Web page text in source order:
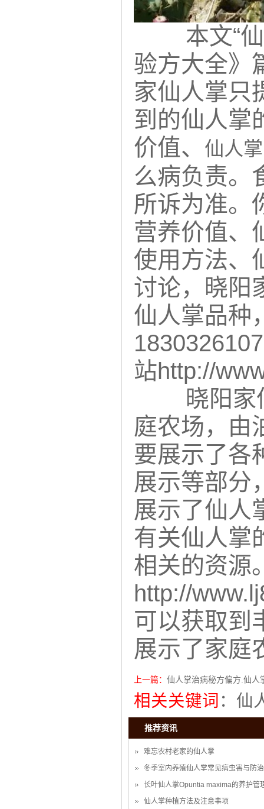
本文“仙
验方大全》
家仙人掌只
到的仙人掌
价值、
仙人
么病负责。
所诉为准。
营养价值、
使用方法、
讨论，晓阳
仙人掌品种
站http://
晓阳家仙
庭农场，由
要展示了各
展示等部分
展示了仙人
有关仙人掌
相关的资源
http://
可以获取到
展示了家庭
上一篇： 仙人掌治病秘方偏方.仙人
相关关键词 ： 仙
推荐资讯
难忘农村老家的仙人掌
冬季室内养殖仙人掌常见病虫害与防
长叶仙人掌Opuntia maxima的养护管
仙人掌种植方法及注意事项